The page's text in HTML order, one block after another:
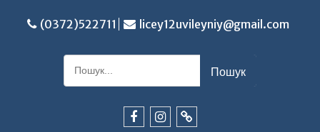
(0372)522711 licey12uvileyniy@gmail.com
Шукати: